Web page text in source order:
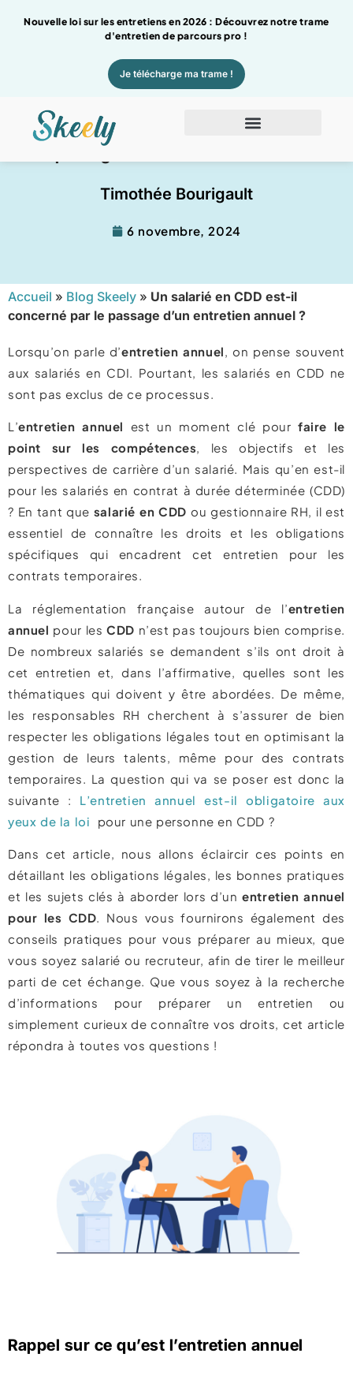
Nouvelle loi sur les entretiens en 2026 : Découvrez notre trame
d'entretien de parcours pro !
Je télécharge ma trame !
Un salarié en CDD est-il concerné par le
Timothée Bourigault
6 novembre, 2024
Accueil » Blog Skeely » Un salarié en CDD est-il
concerné par le passage d’un entretien annuel ?
Lorsqu’on parle d’entretien annuel, on pense souvent
aux salariés en CDI. Pourtant, les salariés en CDD ne
sont pas exclus de ce processus.
L’entretien annuel est un moment clé pourfaire le
point sur les compétences, les objectifs et les
perspectives de carrière d’un salarié. Mais qu’en est-il
pour les salariés en contrat à durée déterminée (CDD)
? En tant que salarié en CDD ou gestionnaire RH, il est
essentiel de connaître les droits et les obligations
spécifiques qui encadrent cet entretien pour les
contrats temporaires.
La réglementation française autour de l’entretien
annuel pour lesCDD n’est pas toujours bien comprise.
De nombreux salariés se demandent s’ils ont droit à
cet entretien et, dans l’affirmative, quelles sont les
thématiques qui doivent y être abordées. De même,
les responsables RH cherchent à s’assurer de bien
respecter les obligations légales tout en optimisant la
gestion de leurs talents, même pour des contrats
temporaires. La question qui va se poser est donc la
suivante : L’entretien annuel est-il obligatoire aux
yeux de la loi
pour une personne en CDD ?
Dans cet article, nous allons éclaircir ces points en
détaillant les obligations légales, les bonnes pratiques
et les sujets clés à aborder lors d’unentretien annuel
pour les CDD. Nous vous fournirons également des
conseils pratiques pour vous préparer au mieux, que
vous soyez salarié ou recruteur, afin de tirer le meilleur
parti de cet échange. Que vous soyez à la recherche
d’informations pour préparer un entretien ou
simplement curieux de connaître vos droits, cet article
répondra à toutes vos questions !
Rappel sur ce qu’est l’entretien annuel